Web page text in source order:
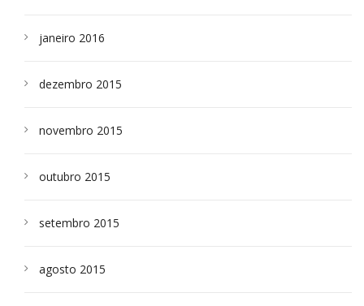
janeiro 2016
dezembro 2015
novembro 2015
outubro 2015
setembro 2015
agosto 2015